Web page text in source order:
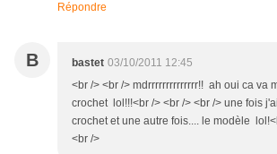
Répondre
B bastet 03/10/2011 12:45
<br /> <br /> mdrrrrrrrrrrrrrr!! ah oui ca va
crochet lol!!!<br /> <br /> <br /> une fois
crochet et une autre fois.... le modèle
<br />